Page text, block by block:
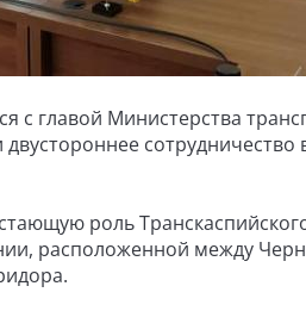
с главой Министерства
сотрудничество
роль
расположенной между